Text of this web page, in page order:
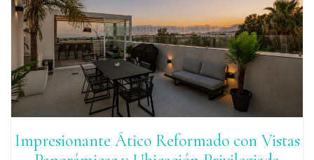
Impresionante Ático Reformado con Vistas